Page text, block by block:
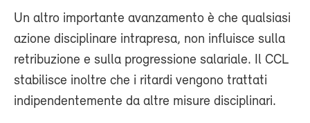
Un altro importante avanzamento è che qualsiasi
azione disciplinare intrapresa, non influisce sulla
retribuzione e sulla progressione salariale. Il CCL
stabilisce inoltre che i ritardi vengono trattati
indipendentemente da altre misure disciplinari.